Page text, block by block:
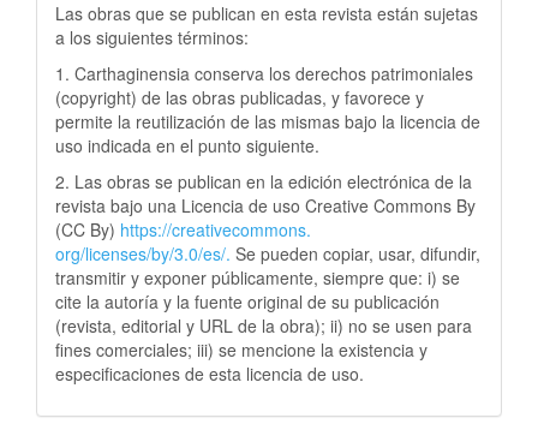
Las obras que se publican en esta revista están sujetas
a los siguientes términos:
1. Carthaginensia conserva los derechos patrimoniales
(copyright) de las obras publicadas, y favorece y
permite la reutilización de las mismas bajo la licencia de
uso indicada en el punto siguiente.
2. Las obras se publican en la edición electrónica de la
revista bajo una Licencia de uso Creative Commons By
(CC By) https://creativecommons.
org/licenses/by/3.0/es/. Se pueden copiar, usar, difundir,
transmitir y exponer públicamente, siempre que: i) se
cite la autoría y la fuente original de su publicación
(revista, editorial y URL de la obra); ii) no se usen para
fines comerciales; iii) se mencione la existencia y
especificaciones de esta licencia de uso.